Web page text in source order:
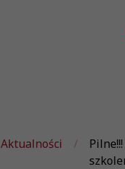
Aktualności